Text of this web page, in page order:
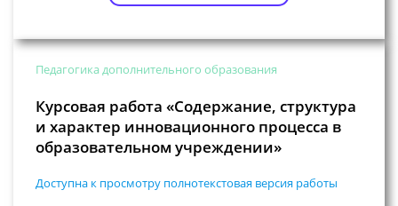
Педагогика дополнительного образования
Курсовая работа «Содержание, структура
и характер инновационного процесса в
образовательном учреждении»
Доступна к просмотру полнотекстовая версия работы